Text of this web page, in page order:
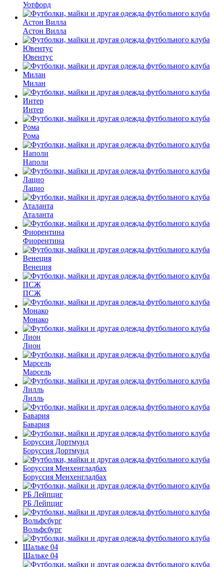
Уотфорд
Астон Вилла
Ювентус
Милан
Интер
Рома
Наполи
Лацио
Аталанта
Фиорентина
Венеция
ПСЖ
Монако
Лион
Марсель
Лилль
Бавария
Боруссия Дортмунд
Боруссия Менхенгладбах
РБ Лейпциг
Вольфсбург
Шальке 04